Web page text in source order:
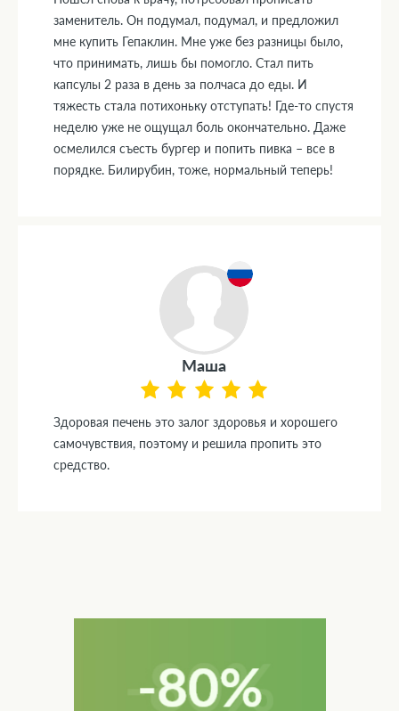
заменитель. Он подумал, подумал, и предложил
мне купить Гепаклин. Мне уже без разницы было,
что принимать, лишь бы помогло. Стал пить
капсулы 2 раза в день за полчаса до еды. И
тяжесть стала потихоньку отступать! Где-то спустя
неделю уже не ощущал боль окончательно. Даже
осмелился съесть бургер и попить пивка – все в
порядке. Билирубин, тоже, нормальный теперь!
Маша
Здоровая печень это залог здоровья и хорошего
самочувствия, поэтому и решила пропить это
средство.